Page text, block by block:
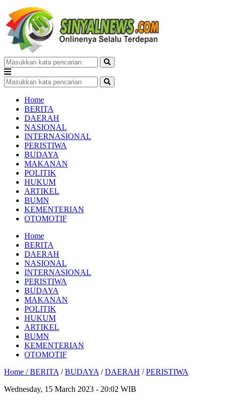
Home
BERITA
DAERAH
NASIONAL
INTERNASIONAL
PERISTIWA
BUDAYA
MAKANAN
POLITIK
HUKUM
ARTIKEL
BUMN
KEMENTERIAN
OTOMOTIF
Home
BERITA
DAERAH
NASIONAL
INTERNASIONAL
PERISTIWA
BUDAYA
MAKANAN
POLITIK
HUKUM
ARTIKEL
BUMN
KEMENTERIAN
OTOMOTIF
Home /BERITA /BUDAYA /DAERAH /PERISTIWA
Wednesday, 15 March 2023 - 20:02 WIB